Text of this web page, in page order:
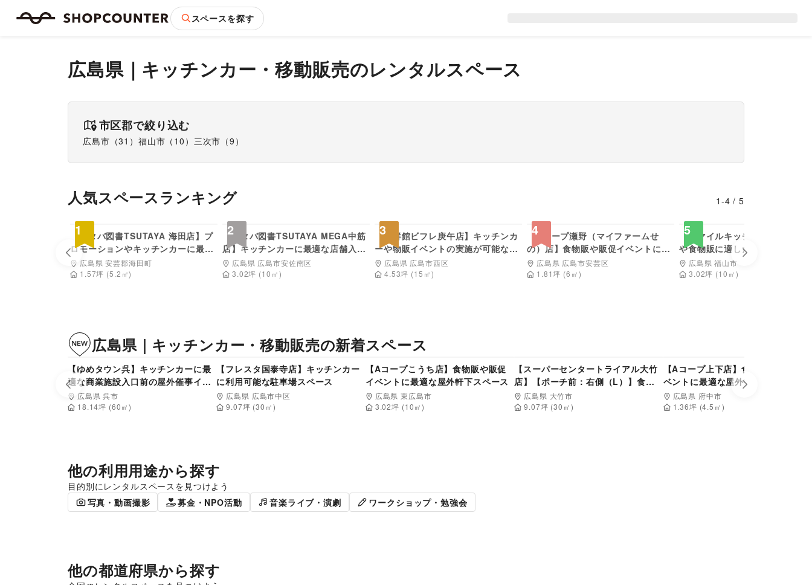
スペースを探す
広島県｜ キッチンカー・移動販売のレンタルスペース
市区郡で絞り込む
広島市 （31 ） 福山市 （ 10 ） 三次市 （9 ）
人気スペースランキング 1 -4 /5
1
【フタバ図書TSUTAYA 海田店】プ
ロモーションやキッチンカーに最適
な入口近くのイベントスペース
広島県 安芸郡海田町
1.57坪 (5.2 ㎡)
2
【フタバ図書TSUTAYA MEGA中筋
店】キッチンカーに最適な店舗入口
前のイベントスペース
広島県 広島市安佐南区
3.02坪 (10 ㎡)
3
【生鮮館ビフレ庚午店】キッチンカ
ーや物販イベントの実施が可能な軒
先スペース
広島県 広島市西区
4.53坪 (15 ㎡)
4
【Aコープ瀬野（マイファームせ
の）店】食物販や販促イベントに最
適な屋外軒下スぺース
広島県 広島市安芸区
1.81坪 (6 ㎡)
5
【スマイルキッチン】キッチン
や食物販に適した地元密着型ス
ーの軒先スペース
広島県 福山市
3.02坪 (10 ㎡)
Previous slide Next slide
広島県｜ キッチンカー・移動販売の新着スペース
4,400円/日
【ゆめタウン呉】キッチンカーに最
適な商業施設入口前の屋外催事イベ
ントスペース
広島県 呉市
18.14坪 (60㎡)
2,200円/日
【フレスタ国泰寺店】キッチンカー
に利用可能な駐車場スペース
広島県 広島市中区
9.07坪 (30 ㎡)
【Aコープこうち店】食物販や販促
イベントに最適な屋外軒下スペース
広島県 東広島市
3.02坪 (10㎡)
【スーパーセンタートライアル大竹
店】【ポーチ前：右側（L）】食物
販（キッチンカー/テント）や販促プ
ロモの出店が可能なイベントスペー
広島県 大竹市
9.07坪 (30 ㎡)
【Aコープ上下店】食物販や販促イ
ベントに最適な屋外軒下スペース
広島県 府中市
1.36坪 (4.5 ㎡)
Previous slide Next slide
他の利用用途から探す
目的別にレンタルスペースを見つけよう
ポップアップストア 食品販売 販促イベント
写真・動画撮影 募金・NPO活動 音楽ライブ・演劇 ワークショップ・勉強会
他の都道府県から探す